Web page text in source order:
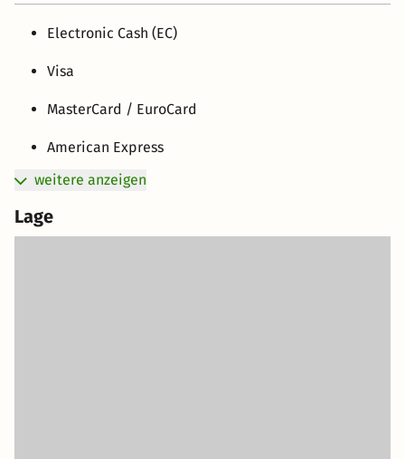
Electronic Cash (EC)
Visa
MasterCard / EuroCard
American Express
weitere anzeigen
Lage